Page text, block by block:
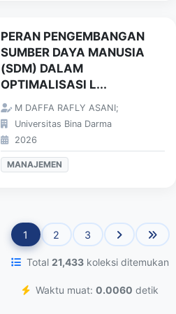
PERAN PENGEMBANGAN
SUMBER DAYA MANUSIA
(SDM) DALAM
OPTIMALISASI L...
M DAFFA RAFLY ASANI;
Universitas Bina Darma
2026
MANAJEMEN
1 2 3
Total 21,433 koleksi ditemukan
Waktu muat: 0.0060 detik